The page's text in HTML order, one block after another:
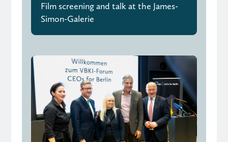
Film screening and talk at the James-
Simon-Galerie